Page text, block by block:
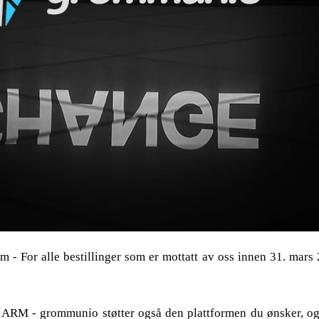
- For alle bestillinger som er mottatt av oss innen 31.
- grommunio støtter også den plattformen du ønsker,